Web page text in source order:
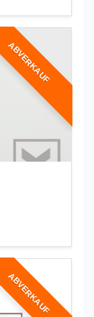
ABVERKAUF
ABVERKAUF